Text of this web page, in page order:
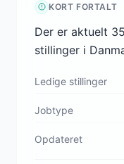
KORT FORTALT
Der er aktuelt
stillinger i
Ledige stillinger
Jobtype
Opdateret